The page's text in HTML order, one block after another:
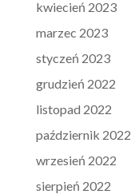
kwiecień 2023
marzec 2023
styczeń 2023
grudzień 2022
listopad 2022
październik 2022
wrzesień 2022
sierpień 2022